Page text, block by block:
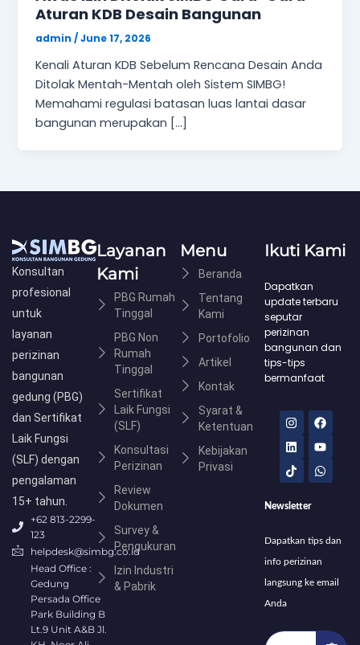
Aturan KDB Desain Bangunan
admin/June 17, 2026
Kenali Aturan KDB Sebelum Rencana Desain Anda
Ditolak Mentah-Mentah oleh Sistem SIMBG!
Memahami regulasi batasan luas lantai dasar
bangunan merupakan […]
Konsultan
profesional
untuk
layanan
perizinan
bangunan
gedung (PBG)
dan Sertifikat
Laik Fungsi
(SLF) dengan
pengalaman
15+ tahun.
+62 813-2299-
123
helpdesk@simbg.co.id
Head Office :
Gedung
Persada Office
Park Building B
Lt.9 Unit A&B Jl.
Layanan
Kami
PBG Rumah
Tinggal
PBG Non
Rumah
Tinggal
Sertifikat
Laik Fungsi
(SLF)
Konsultasi
Perizinan
Review
Dokumen
Survey &
Pengukuran
Izin Industri
& Pabrik
Menu
Beranda
Tentang
Kami
Portofolio
Artikel
Kontak
Syarat &
Ketentuan
Kebijakan
Privasi
Ikuti Kami
Dapatkan
update terbaru
seputar
perizinan
bangunan dan
tips-tips
bermanfaat
I
n
s
t
a
g
r
a
m
F
a
c
e
b
o
o
L
i
n
k
e
d
i
n
Y
o
u
t
u
b
e
T
i
k
t
o
k
W
h
a
t
s
a
p
Newsletter
Dapatkan tips dan
info perizinan
langsung ke email
Anda